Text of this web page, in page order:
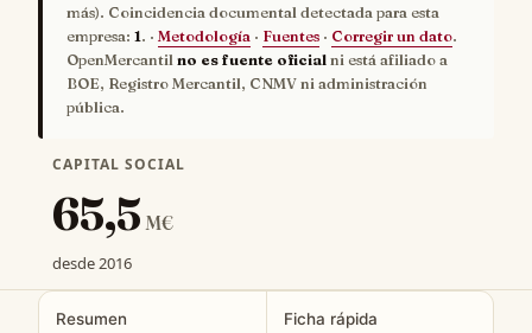
más). Coincidencia documental detectada para esta
empresa: 1. · Metodología · Fuentes · Corregir un dato.
OpenMercantil no es fuente oficial ni está afiliado a
BOE, Registro Mercantil, CNMV ni administración
pública.
CAPITAL SOCIAL
65,5 M€
desde 2016
Resumen Ficha rápida